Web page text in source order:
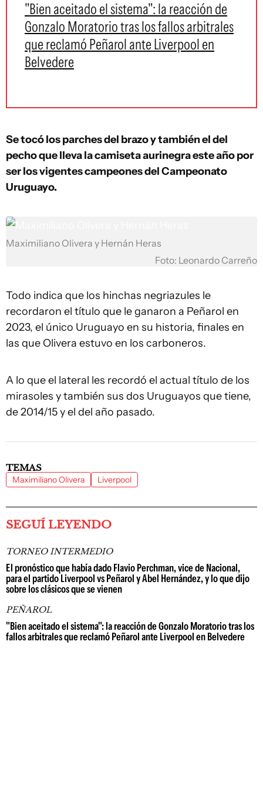
"Bien aceitado el sistema": la reacción de
Gonzalo Moratorio tras los fallos arbitrales
que reclamó Peñarol ante Liverpool en
Belvedere
Se tocó los parches del brazo y también el del
pecho que lleva la camiseta aurinegra este año por
ser los vigentes campeones del Campeonato
Uruguayo.
Maximiliano Olivera y Hernán Heras
Foto: Leonardo Carreño
Todo indica que los hinchas negriazules le
recordaron el título que le ganaron a Peñarol en
2023, el único Uruguayo en su historia, finales en
las que Olivera estuvo en los carboneros.
A lo que el lateral les recordó el actual título de los
mirasoles y también sus dos Uruguayos que tiene,
de 2014/15 y el del año pasado.
TEMAS
Maximiliano Olivera Liverpool
SEGUÍ LEYENDO
TORNEO INTERMEDIO
El pronóstico que había dado Flavio Perchman, vice de Nacional,
para el partido Liverpool vs Peñarol y Abel Hernández, y lo que dijo
sobre los clásicos que se vienen
PEÑAROL
"Bien aceitado el sistema": la reacción de Gonzalo Moratorio tras los
fallos arbitrales que reclamó Peñarol ante Liverpool en Belvedere